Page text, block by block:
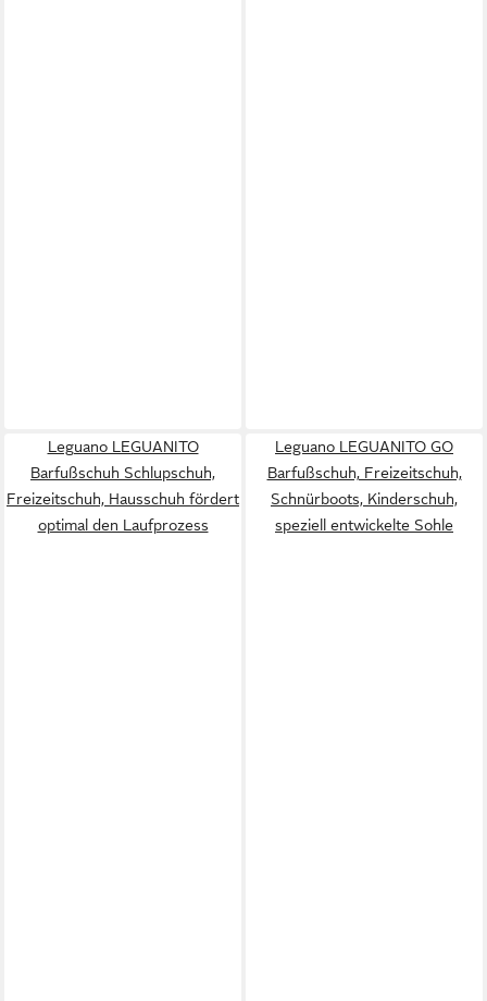
Leguano LEGUANITO
Barfußschuh Schlupschuh,
Freizeitschuh, Hausschuh fördert
optimal den Laufprozess
Leguano LEGUANITO GO
Barfußschuh, Freizeitschuh,
Schnürboots, Kinderschuh,
speziell entwickelte Sohle